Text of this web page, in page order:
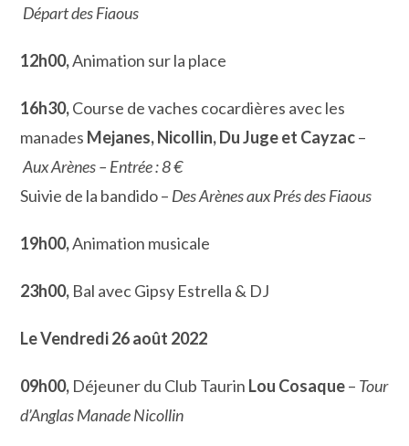
Départ des Fiaous
12h00,Animation sur la place
16h30,Course de vaches cocardières avec les
manades Mejanes, Nicollin, Du Juge et Cayzac–
Aux Arènes – Entrée : 8 €
Suivie de la bandido – Des Arènes aux Prés des Fiaous
19h00,Animation musicale
23h00, Bal avec Gipsy Estrella & DJ
Le Vendredi 26 août 2022
09h00, Déjeuner du Club Taurin Lou Cosaque– Tour
d’Anglas Manade Nicollin